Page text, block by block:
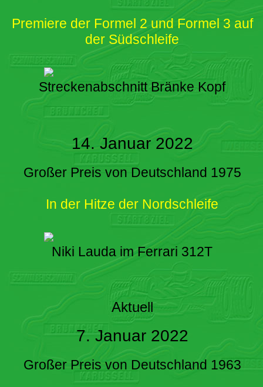
Premiere der Formel 2 und Formel 3 auf
der Südschleife
Streckenabschnitt Bränke Kopf
14. Januar 2022
Großer Preis von Deutschland 1975
In der Hitze der Nordschleife
Niki Lauda im Ferrari 312T
Aktuell
7. Januar 2022
Großer Preis von Deutschland 1963